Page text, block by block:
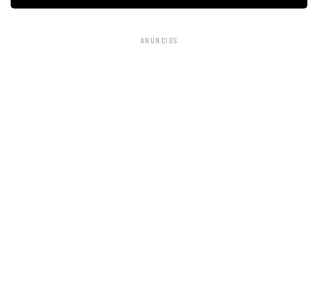
ANUNCIOS